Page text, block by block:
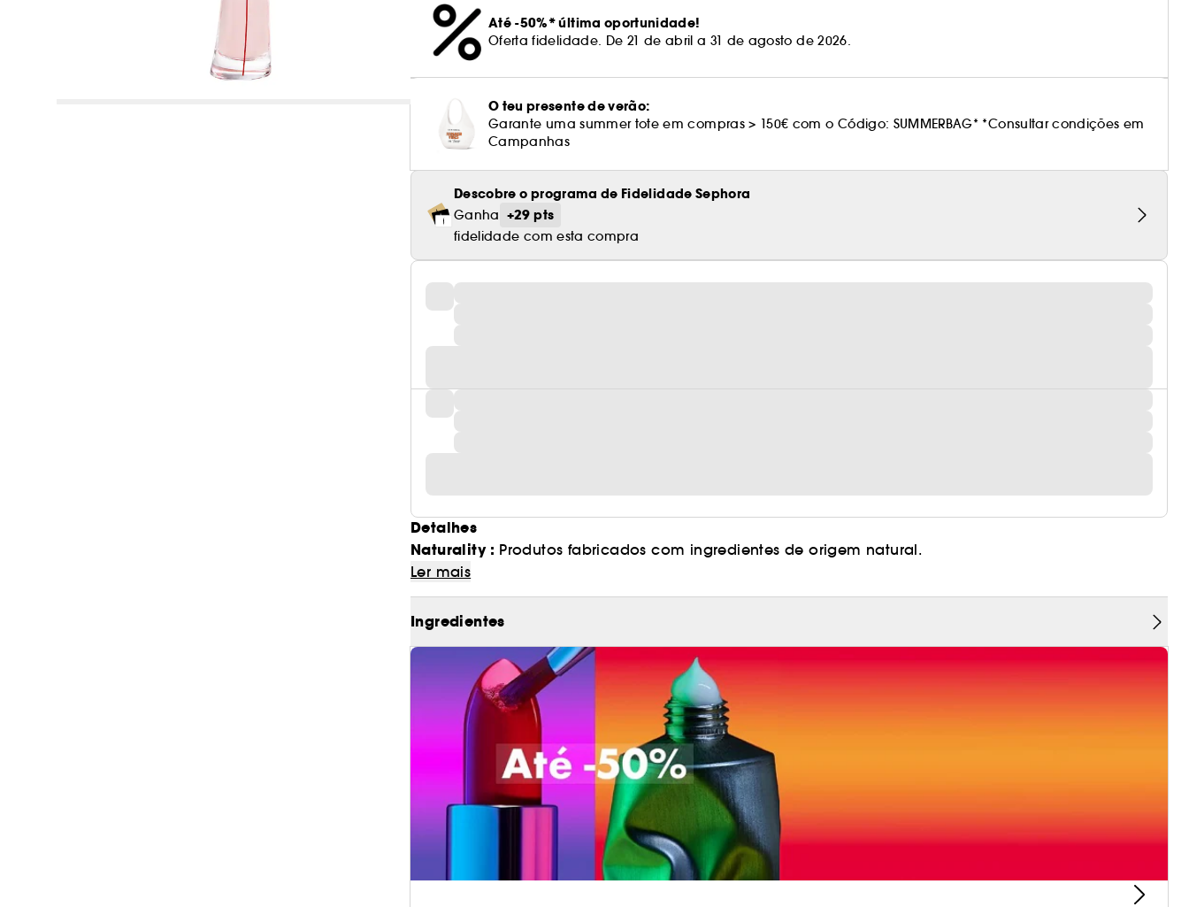
Até -50%* última oportunidade!
Oferta fidelidade. De 21 de abril a 31 de agosto de 2026.
O teu presente de verão:
Garante uma summer tote em compras > 150€ com o Código: SUMMERBAG* *Consultar condições em
Campanhas
Descobre o programa de Fidelidade Sephora
Ganha +29 pts
fidelidade com esta compra
Detalhes
Naturality : Produtos fabricados com ingredientes de origem natural.
Ler mais
Ingredientes